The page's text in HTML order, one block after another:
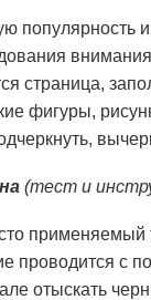
популярность
страница,
фигуры,
(тест и
применяемый
проводится с
отыскать